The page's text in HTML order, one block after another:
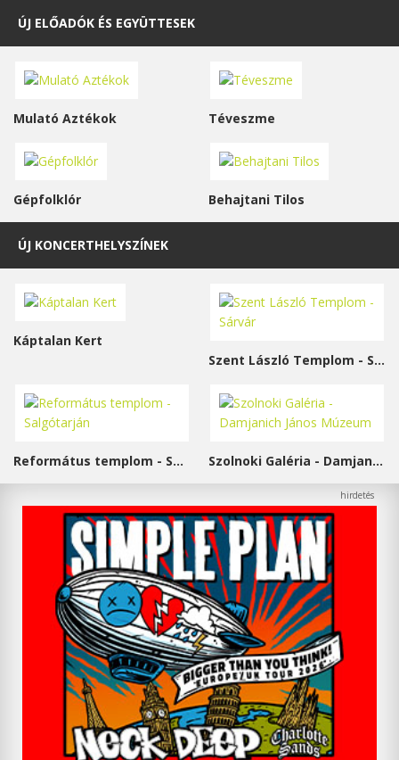
ÚJ ELŐADÓK ÉS EGYÜTTESEK
Mulató Aztékok Téveszme
Gépfolklór Behajtani Tilos
ÚJ KONCERTHELYSZÍNEK
Káptalan Kert
Szent László Templom - Sárvár
Református templom - Salgótarján Szolnoki Galéria - Damjanich János Múzeum